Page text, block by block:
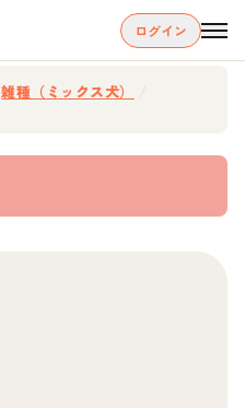
ログイン
雑種（ミックス犬）